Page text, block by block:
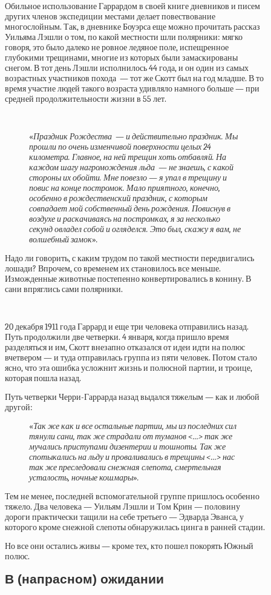
Обильное использование Гаррардом в своей книге дневников и писем
других членов экспедиции местами делает повествование
многослойным. Так, в дневнике Боуэрса еще можно прочитать рассказ
Уильяма Лэшли о том, по какой местности шли полярники: мягко
говоря, это было далеко не ровное ледяное поле, испещренное
глубокими трещинами, многие из которых были замаскированы
снегом. В тот день Лэшли исполнилось 44 года, и он один из самых
возрастных участников похода — тот же Скотт был на год младше. В то
время участие людей такого возраста удивляло намного больше — при
средней продолжительности жизни в 55 лет.
«Праздник Рождества — и действительно праздник. Мы
прошли по очень изменчивой поверхности целых 24
километра. Главное, на ней трещин хоть отбавляй. На
каждом шагу нагромождения льда — не знаешь, с какой
стороны их обойти. Мне повезло — я упал в трещину и
повис на конце постромок. Мало приятного, конечно,
особенно в рождественский праздник, с которым
совпадает мой собственный день рождения. Повиснув в
воздухе и раскачиваясь на постромках, я за несколько
секунд овладел собой и огляделся. Это был, скажу я вам, не
волшебный замок».
Надо ли говорить, с каким трудом по такой местности передвигались
лошади? Впрочем, со временем их становилось все меньше.
Изможденные животные постепенно конвертировались в конину. В
сани впряглись сами полярники.
20 декабря 1911 года Гаррард и еще три человека отправились назад.
Путь продолжили две четверки. 4 января, когда пришло время
разделяться и им, Скотт внезапно отказался от идеи идти на полюс
вчетвером — и туда отправилась группа из пяти человек. Потом стало
ясно, что эта ошибка усложнит жизнь и полюсной партии, и троице,
которая пошла назад.
Путь четверки Черри-Гаррарда назад выдался тяжелым — как и любой
другой:
«Так же как и все остальные партии, мы из последних сил
тянули сани, так же страдали от туманов <…> так же
мучались приступами дизентерии и тошноты. Так же
спотыкались на льду и проваливались в трещины <…> нас
так же преследовали снежная слепота, смертельная
усталость, ночные кошмары».
Тем не менее, последней вспомогательной группе пришлось особенно
тяжело. Два человека — Уильям Лэшли и Том Крин — половину
дороги практически тащили на себе третьего — Эдварда Эванса, у
которого кроме снежной слепоты обнаружилась цинга в ранней стадии.
Но все они остались живы — кроме тех, кто пошел покорять Южный
полюс.
В (напрасном) ожидании